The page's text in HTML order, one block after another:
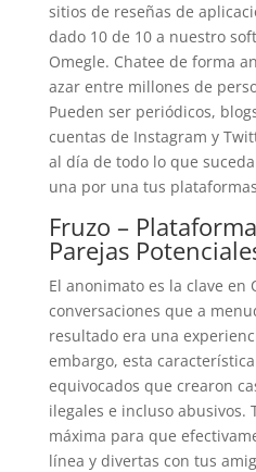
sitios de reseñas de
dado 10 de 10 a nuestro
Omegle. Chatee de forma
azar entre millones de
Pueden ser periódicos,
cuentas de Instagram y
al día de todo lo que
una por una tus
Fruzo –
Parejas
El anonimato es la clave en
conversaciones que a
resultado era una
embargo, esta
equivocados que crearon
ilegales e incluso abusivos.
máxima para que
línea y divertas con tus